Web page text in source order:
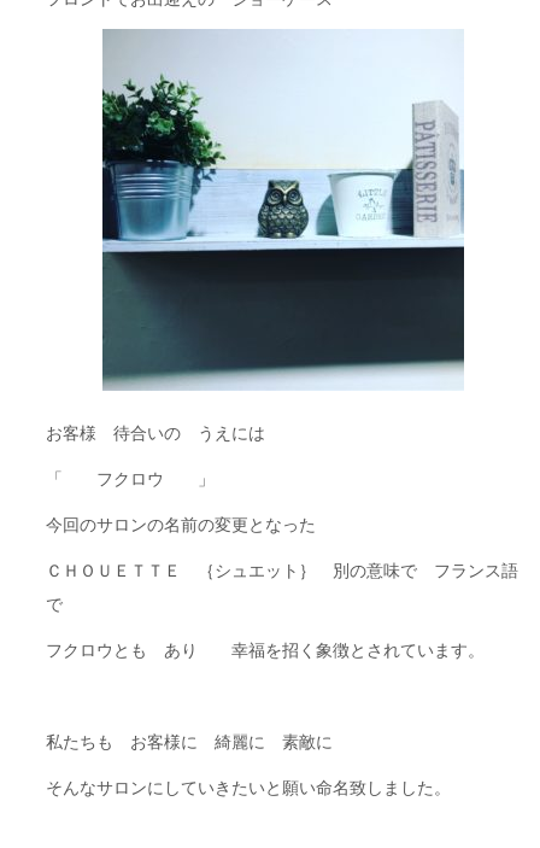
お客様 待合いの うえには
「 フクロウ 」
今回のサロンの名前の変更となった
ＣＨＯＵＥＴＴＥ ｛シュエット｝ 別の意味で フランス語
で
フクロウとも あり 幸福を招く象徴とされています。
私たちも お客様に 綺麗に 素敵に
そんなサロンにしていきたいと願い命名致しました。